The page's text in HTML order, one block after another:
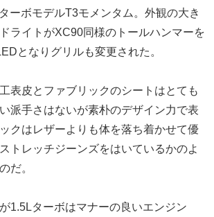
ーボモデルT3モメンタム。外観の大き
ライトがXC90同様のトールハンマーを
となりグリルも変更された。
表皮とファブリックのシートはとても
派手さはないが素朴のデザイン力で表
クはレザーよりも体を落ち着かせて優
トレッチジーンズをはいているかのよ
だ。
1.5Lターボはマナーの良いエンジン